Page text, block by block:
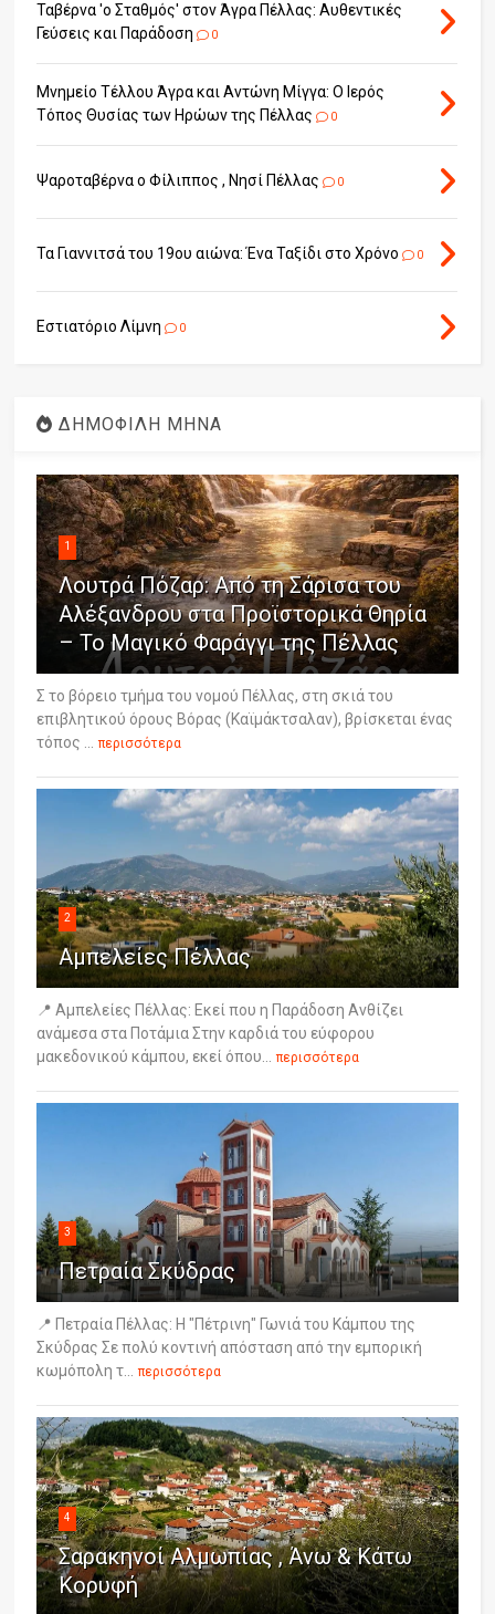
Ταβέρνα 'ο Σταθμός' στον Άγρα Πέλλας: Αυθεντικές
Γεύσεις και Παράδοση
0
Μνημείο Τέλλου Άγρα και Αντώνη Μίγγα: Ο Ιερός
Τόπος Θυσίας των Ηρώων της Πέλλας
0
Ψαροταβέρνα ο Φίλιππος , Νησί Πέλλας 0
Τα Γιαννιτσά του 19ου αιώνα: Ένα Ταξίδι στο Χρόνο 0
Εστιατόριο Λίμνη 0
ΔΗΜΟΦΙΛΗ ΜΗΝΑ
1
Λουτρά Πόζαρ: Από τη Σάρισα του
Αλέξανδρου στα Προϊστορικά Θηρία
– Το Μαγικό Φαράγγι της Πέλλας
Σ το βόρειο τμήμα του νομού Πέλλας, στη σκιά του
επιβλητικού όρους Βόρας (Καϊμάκτσαλαν), βρίσκεται ένας
τόπος ... περισσότερα
2
Αμπελείες Πέλλας
📍 Αμπελείες Πέλλας: Εκεί που η Παράδοση Ανθίζει
ανάμεσα στα Ποτάμια Στην καρδιά του εύφορου
μακεδονικού κάμπου, εκεί όπου... περισσότερα
3
Πετραία Σκύδρας
📍 Πετραία Πέλλας: Η "Πέτρινη" Γωνιά του Κάμπου της
Σκύδρας Σε πολύ κοντινή απόσταση από την εμπορική
κωμόπολη τ... περισσότερα
4
Σαρακηνοί Αλμωπίας , Άνω & Κάτω
Κορυφή